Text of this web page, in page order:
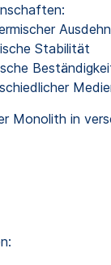
Stabilität
Monolith in